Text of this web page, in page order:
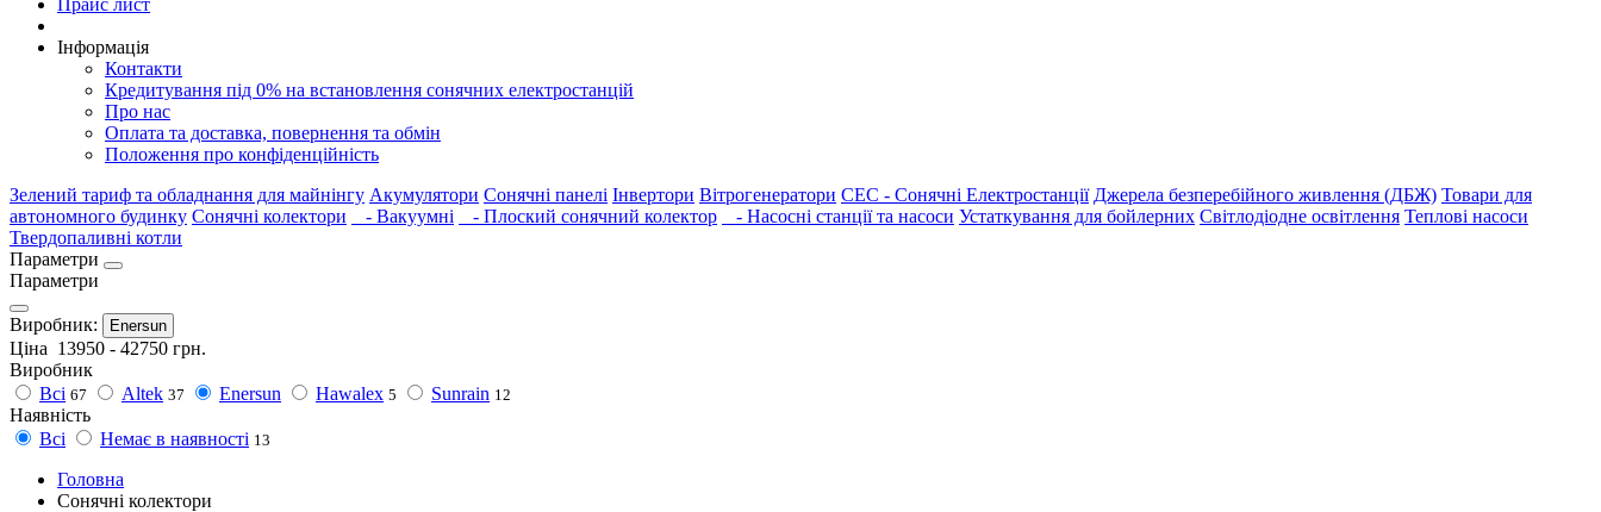
Прайс лист
Інформація
Контакти
Кредитування під 0% на встановлення сонячних електростанцій
Про нас
Оплата та доставка, повернення та обмін
Положення про конфіденційність
Зелений тариф та обладнання для майнінгу Акумулятори Сонячні панелі Інвертори Вітрогенератори СЕС - Сонячні Електростанції Джерела безперебійного живлення (ДБЖ) Товари для
автономного будинку Сонячні колектори - Вакуумні - Плоский сонячний колектор - Насосні станції та насоси Устаткування для бойлерних Світлодіодне освітлення Теплові насоси
Твердопаливні котли
Параметри
Параметри
Виробник: Enersun
Ціна 13950 - 42750 грн.
Виробник
Всі 67 Altek 37 Enersun Hawalex 5 Sunrain 12
Наявність
Всі
Немає в наявності 13
Головна
Сонячні колектори